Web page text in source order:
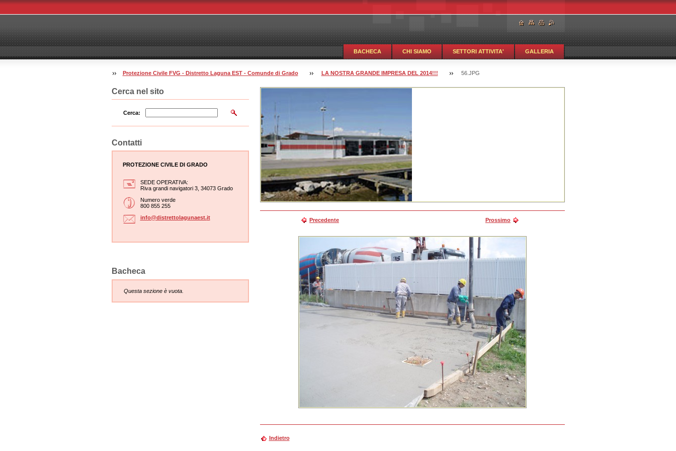
BACHECA CHI SIAMO SETTORI ATTIVITA' GALLERIA
Protezione Civile FVG - Distretto Laguna EST - Comunde di Grado LA NOSTRA GRANDE IMPRESA DEL 2014!!! 56.JPG
Precedente Prossimo
Indietro
Cerca nel sito
Cerca:
Contatti
PROTEZIONE CIVILE DI GRADO
SEDE OPERATIVA:
Riva grandi navigatori 3, 34073 Grado
Numero verde
800 855 255
info@distrettolagunaest.it
Bacheca
Questa sezione è vuota.